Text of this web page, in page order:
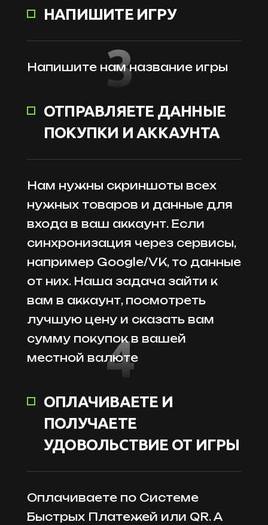
НАПИШИТЕ ИГРУ
Напишите нам название игры
ОТПРАВЛЯЕТЕ ДАННЫЕ
ПОКУПКИ И АККАУНТА
Нам нужны скриншоты всех
нужных товаров и данные для
входа в ваш аккаунт. Если
синхронизация через сервисы,
например Google/VK, то данные
от них. Наша задача зайти к
вам в аккаунт, посмотреть
лучшую цену и сказать вам
сумму покупок в вашей
местной валюте
3
ОПЛАЧИВАЕТЕ И
ПОЛУЧАЕТЕ
УДОВОЛЬСТВИЕ ОТ ИГРЫ
Оплачиваете по Системе
Быстрых Платежей или QR. А
4